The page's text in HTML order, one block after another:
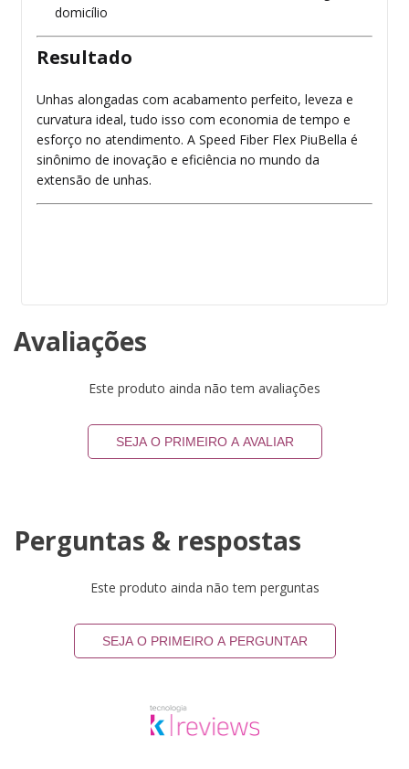
domicílio
Resultado
Unhas alongadas com acabamento perfeito, leveza e
curvatura ideal, tudo isso com economia de tempo e
esforço no atendimento. A Speed Fiber Flex PiuBella é
sinônimo de inovação e eficiência no mundo da
extensão de unhas.
Avaliações
Este produto ainda não tem avaliações
SEJA O PRIMEIRO A AVALIAR
Perguntas & respostas
Este produto ainda não tem perguntas
SEJA O PRIMEIRO A PERGUNTAR